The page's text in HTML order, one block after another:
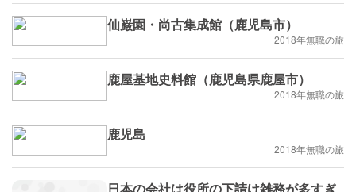
仙巌園・尚古集成館（鹿児島市）
2018年無職の旅
鹿屋基地史料館（鹿児島県鹿屋市）
2018年無職の旅
鹿児島
2018年無職の旅